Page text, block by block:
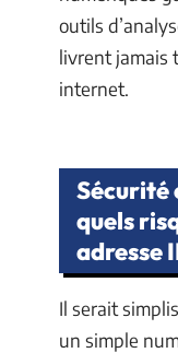
outils
livrent jamais
internet.
Sécurité
quels
adresse
Il serait
un simple